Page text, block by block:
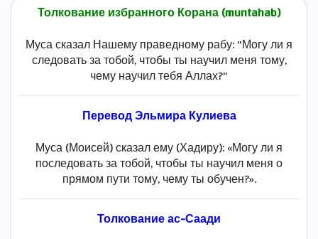
Толкование избранного Корана (muntahab)
Муса сказал Нашему праведному рабу: "Могу ли я
следовать за тобой, чтобы ты научил меня тому,
чему научил тебя Аллах?"
Перевод Эльмира Кулиева
Муса (Моисей) сказал ему (Хадиру): «Могу ли я
последовать за тобой, чтобы ты научил меня о
прямом пути тому, чему ты обучен?».
Толкование ас-Саади